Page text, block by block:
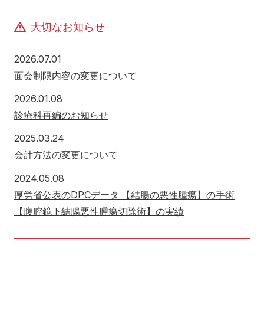
大切なお知らせ
2026.07.01
面会制限内容の変更について
2026.01.08
診療科再編のお知らせ
2025.03.24
会計方法の変更について
2024.05.08
厚労省公表のDPCデータ 【結腸の悪性腫瘍】の手術
【腹腔鏡下結腸悪性腫瘍切除術】の実績